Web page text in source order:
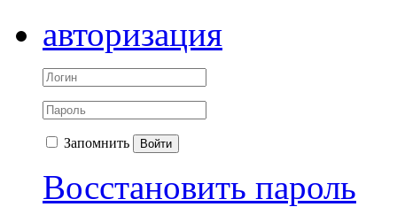
авторизация
Запомнить Войти
Восстановить пароль